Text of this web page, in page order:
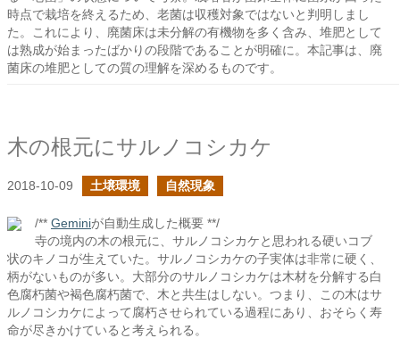
時点で栽培を終えるため、老菌は収穫対象ではないと判明しまし
た。これにより、廃菌床は未分解の有機物を多く含み、堆肥として
は熟成が始まったばかりの段階であることが明確に。本記事は、廃
菌床の堆肥としての質の理解を深めるものです。
木の根元にサルノコシカケ
2018-10-09 土壌環境 自然現象
/** Geminiが自動生成した概要 **/
寺の境内の木の根元に、サルノコシカケと思われる硬いコブ
状のキノコが生えていた。サルノコシカケの子実体は非常に硬く、
柄がないものが多い。大部分のサルノコシカケは木材を分解する白
色腐朽菌や褐色腐朽菌で、木と共生はしない。つまり、この木はサ
ルノコシカケによって腐朽させられている過程にあり、おそらく寿
命が尽きかけていると考えられる。